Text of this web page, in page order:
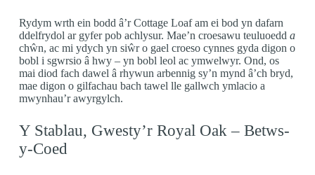
Rydym wrth ein bodd â’r Cottage Loaf am ei bod yn dafarn
ddelfrydol ar gyfer pob achlysur. Mae’n croesawu teuluoedd a
chŵn, ac mi ydych yn siŵr o gael croeso cynnes gyda digon o
bobl i sgwrsio â hwy – yn bobl leol ac ymwelwyr. Ond, os
mai diod fach dawel â rhywun arbennig sy’n mynd â’ch bryd,
mae digon o gilfachau bach tawel lle gallwch ymlacio a
mwynhau’r awyrgylch.
Y Stablau, Gwesty’r Royal Oak – Betws-
y-Coed